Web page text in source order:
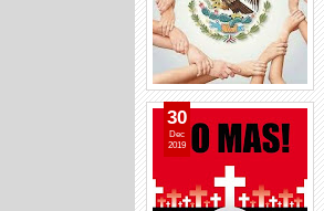
30
Dec
2019